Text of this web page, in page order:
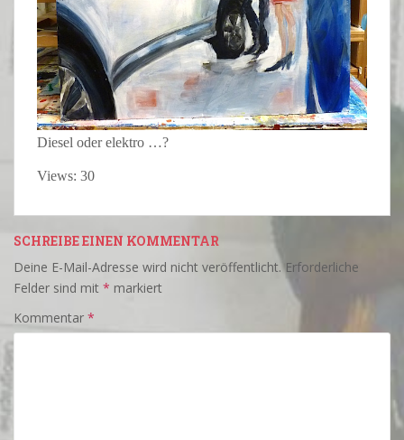
Diesel oder elektro …?
Views: 30
SCHREIBE EINEN KOMMENTAR
Deine E-Mail-Adresse wird nicht veröffentlicht. Erforderliche
Felder sind mit * markiert
Kommentar *